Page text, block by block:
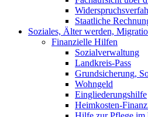
Staatliche
Soziales, Älter werden,
Finanzielle Hilfen
Sozialverwaltung
Landkreis-Pass
Grundsicherung,
Wohngeld
Eingliederungshilfe
Heimkosten-